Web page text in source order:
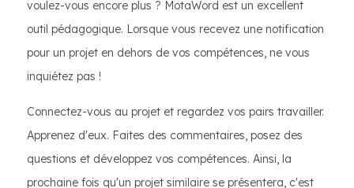
voulez-vous encore plus ? MotaWord est un excellent
outil pédagogique. Lorsque vous recevez une notification
pour un projet en dehors de vos compétences, ne vous
inquiétez pas !
Connectez-vous au projet et regardez vos pairs travailler.
Apprenez d'eux. Faites des commentaires, posez des
questions et développez vos compétences. Ainsi, la
prochaine fois qu'un projet similaire se présentera, c'est